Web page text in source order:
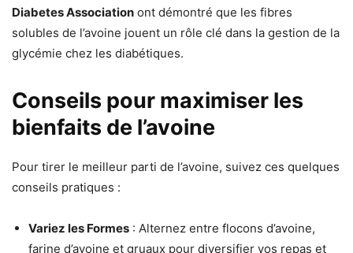
Diabetes Association ont démontré que les fibres
solubles de l’avoine jouent un rôle clé dans la gestion de la
glycémie chez les diabétiques.
Conseils pour maximiser les
bienfaits de l’avoine
Pour tirer le meilleur parti de l’avoine, suivez ces quelques
conseils pratiques :
Variez les Formes : Alternez entre flocons d’avoine,
farine d’avoine et gruaux pour diversifier vos repas et